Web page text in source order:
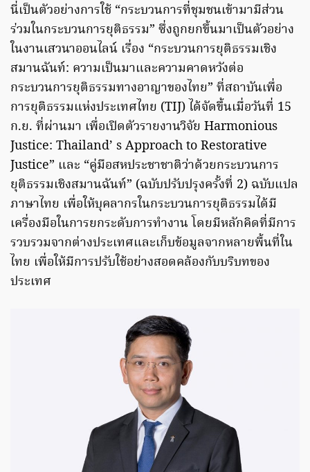
นี่เป็นตัวอย่างการใช้ “กระบวนการที่ชุมชนเข้ามามีส่วน
ร่วมในกระบวนการยุติธรรม” ซึ่งถูกยกขึ้นมาเป็นตัวอย่าง
ในงานเสวนาออนไลน์ เรื่อง “กระบวนการยุติธรรมเชิง
สมานฉันท์: ความเป็นมาและความคาดหวังต่อ
กระบวนการยุติธรรมทางอาญาของไทย” ที่สถาบันเพื่อ
การยุติธรรมแห่งประเทศไทย (TIJ) ได้จัดขึ้นเมื่อวันที่ 15
ก.ย. ที่ผ่านมา เพื่อเปิดตัวรายงานวิจัย Harmonious
Justice: Thailand’ s Approach to Restorative
Justice” และ “คู่มือสหประชาชาติว่าด้วยกระบวนการ
ยุติธรรมเชิงสมานฉันท์” (ฉบับปรับปรุงครั้งที่ 2) ฉบับแปล
ภาษาไทย เพื่อให้บุคลากรในกระบวนการยุติธรรมได้มี
เครื่องมือในการยกระดับการทำงาน โดยมีหลักคิดที่มีการ
รวบรวมจากต่างประเทศและเก็บข้อมูลจากหลายพื้นที่ใน
ไทย เพื่อให้มีการปรับใช้อย่างสอดคล้องกับบริบทของ
ประเทศ